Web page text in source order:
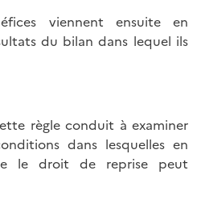
viennent ensuite en
du bilan dans lequel ils
règle conduit à examiner
dans lesquelles en
le droit de reprise peut